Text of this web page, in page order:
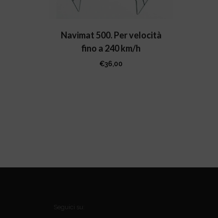
Navimat 500. Per velocità
fino a 240 km/h
€36,00
Seguici su: